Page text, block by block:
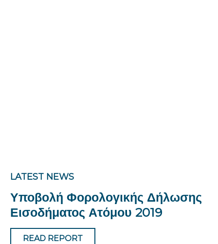
LATEST NEWS
Υποβολή Φορολογικής Δήλωσης
Εισοδήματος Ατόμου 2019
READ REPORT